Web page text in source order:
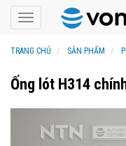
Toggle
navigation
TRANG CHỦ SẢN PHẨM
Ống lót H314